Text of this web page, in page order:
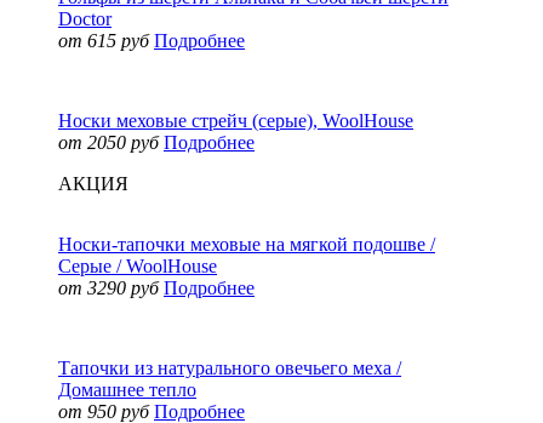
Doctor
от 615 руб Подробнее
Носки меховые стрейч (серые), WoolHouse
от 2050 руб Подробнее
АКЦИЯ
Носки-тапочки меховые на мягкой подошве /
Серые / WoolHouse
от 3290 руб Подробнее
Тапочки из натурального овечьего меха /
Домашнее тепло
от 950 руб Подробнее